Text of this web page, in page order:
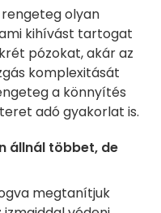
olyan
kihívást tartogat
pózokat, akár az
komplexitását
a könnyítés
adó gyakorlat is.
állnál többet, de
megtanítjuk